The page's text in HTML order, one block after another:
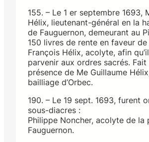
155. – Le 1 er septembre 1693,
Hélix, lieutenant-général en la
de Fauguernon, demeurant au
150 livres de rente en faveur
François Hélix, acolyte, afin
parvenir aux ordres sacrés.
présence de Me Guillaume
bailliage d’Orbec.
190. – Le 19 sept. 1693, furent
sous-diacres :
Philippe Noncher, acolyte de la
Fauguernon.